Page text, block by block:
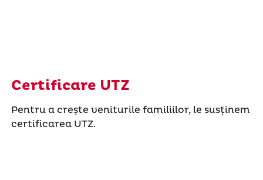
Certificare UTZ
Pentru a crește veniturile familiilor, le susținem
certificarea UTZ.